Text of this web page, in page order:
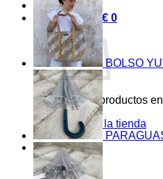
Carrito /0,00€ 0
No hay productos
Volver a la tienda
0
Carrito
BOLSO